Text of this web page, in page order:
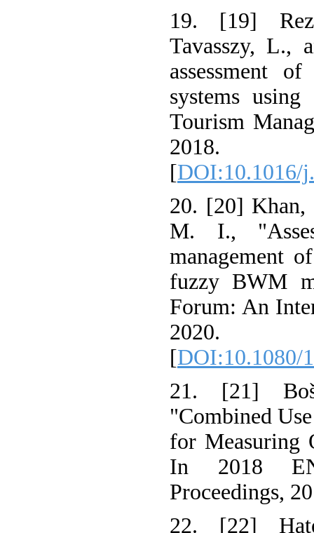
19. [19]
Tavasszy, L.,
assessment
systems
Tourism
2018.
[DOI:10.1016/
20. [20] Khan,
M. I.,
management
fuzzy BWM
Forum: An
2020.
[DOI:10.1080/
21. [21]
"Combined
for Measuring
In 2018
Proceedings,
22. [22]